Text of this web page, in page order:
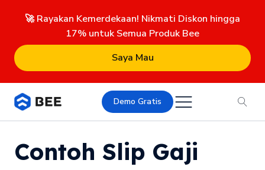
🚀 Rayakan Kemerdekaan! Nikmati Diskon hingga
17% untuk Semua Produk Bee
Saya Mau
Demo Gratis
Contoh Slip Gaji